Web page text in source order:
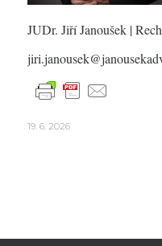
JUDr. Jiří Janoušek |
19. 6. 2026